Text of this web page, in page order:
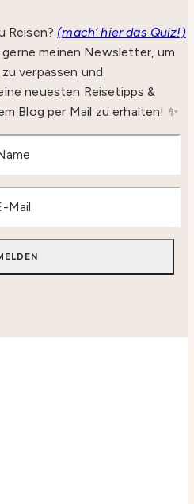
Reisen? (mach‘ hier das Quiz!)
meinen Newsletter, um
verpassen und
neuesten Reisetipps &
Blog per Mail zu erhalten! ✨